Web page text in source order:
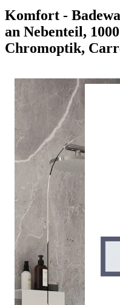
Komfort -
an Nebenteil,
Chromoptik,